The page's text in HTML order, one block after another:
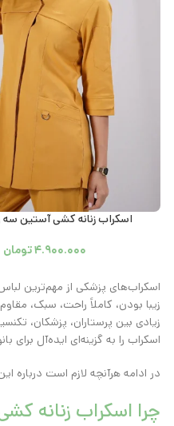
اسکراب زنانه کشی آستین سه
۴.۹۰۰.۰۰۰تومان
اسکراب‌های پزشکی از مهم‌ترین
زیبا بودن، کاملاً راحت، سبک،
زیادی بین پرستاران، پزشکان،
اسکراب را به گزینه‌ای ایده‌آل
در ادامه هرآنچه لازم است درباره
چرا اسکراب زنانه